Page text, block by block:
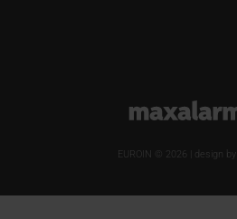
www.maxalarm.sk
EUROIN © 2026 | design by